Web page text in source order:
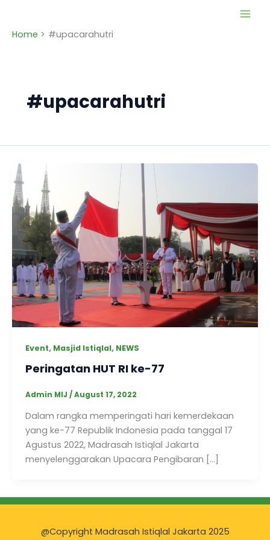
content
Home #upacarahutri
#upacarahutri
Event, Masjid Istiqlal, NEWS
Peringatan HUT RI ke-77
Admin MIJ /August 17, 2022
Dalam rangka memperingati hari kemerdekaan
yang ke-77 Republik Indonesia pada tanggal 17
Agustus 2022, Madrasah Istiqlal Jakarta
menyelenggarakan Upacara Pengibaran […]
@Copyright Madrasah Istiqlal Jakarta 2025